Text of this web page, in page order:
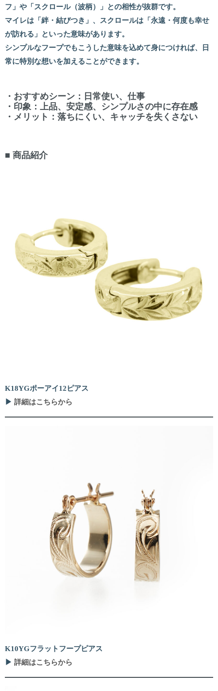
フ」や「スクロール（波柄）」との相性が抜群です。
マイレは「絆・結びつき」、スクロールは「永遠・何度も幸せ
が訪れる」といった意味があります。
シンプルなフープでもこうした意味を込めて身につければ、日
常に特別な想いを加えることができます。
・ おすすめシーン ：日常使い、仕事
・ 印象 ：上品、安定感、シンプルさの中に存在感
・ メリット ：落ちにくい、キャッチを失くさない
■ 商品紹介
K18YGポーアイ12ピアス
▶ 詳細はこちらから
K10YGフラットフープピアス
▶ 詳細はこちらから